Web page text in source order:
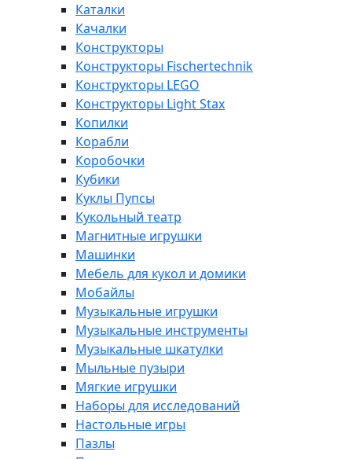
Каталки
Качалки
Конструкторы
Конструкторы Fisсhertechnik
Конструкторы LEGO
Конструкторы Light Stax
Копилки
Корабли
Коробочки
Кубики
Куклы Пупсы
Кукольный театр
Магнитные игрушки
Машинки
Мебель для кукол и домики
Мобайлы
Музыкальные игрушки
Музыкальные инструменты
Музыкальные шкатулки
Мыльные пузыри
Мягкие игрушки
Наборы для исследований
Настольные игры
Пазлы